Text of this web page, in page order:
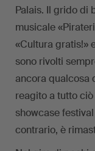
Palais. Il grido di
musicale
«Cultura gratis!»
sono rivolti
ancora qualcosa
reagito a tutto
showcase
contrario, è